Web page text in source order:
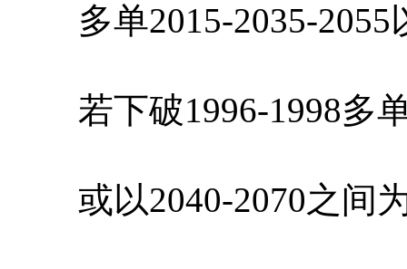
多单2015-2035-2055
若下破1996-1998多
或以2040-2070之间